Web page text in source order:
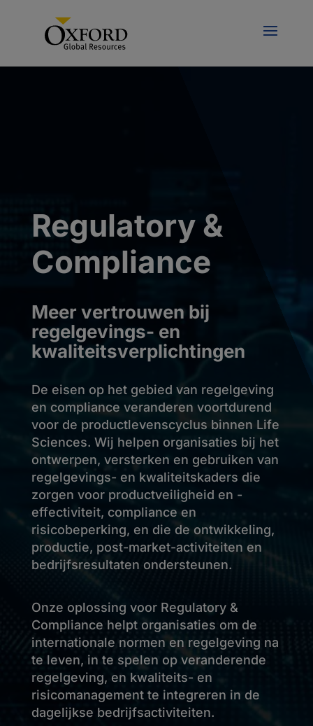
Regulatory &
Compliance
Meer vertrouwen bij
regelgevings- en
kwaliteitsverplichtingen
De eisen op het gebied van regelgeving
en compliance veranderen voortdurend
voor de productlevenscyclus binnen Life
Sciences. Wij helpen organisaties bij het
ontwerpen, versterken en gebruiken van
regelgevings- en kwaliteitskaders die
zorgen voor productveiligheid en -
effectiviteit, compliance en
risicobeperking, en die de ontwikkeling,
productie, post-market-activiteiten en
bedrijfsresultaten ondersteunen.
Onze oplossing voor Regulatory &
Compliance helpt organisaties om de
internationale normen en regelgeving na
te leven, in te spelen op veranderende
regelgeving, en kwaliteits- en
risicomanagement te integreren in de
dagelijkse bedrijfsactiviteiten.